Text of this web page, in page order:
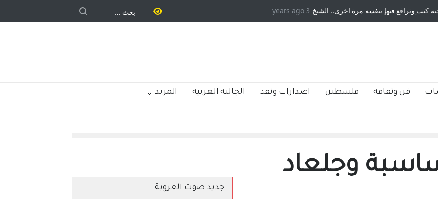
:وليد رباح – نيوجرسي – الولايات المتحدة
الامريكية
3 years ago
فن وثقافة فلسطين اصدارات ونقد الجالية العربية المزيد
وجلعاد
جديد صوت العروبة